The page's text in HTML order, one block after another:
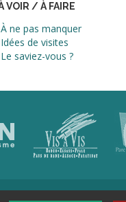
VOIR / À FAIRE
À ne pas manquer
Idées de visites
Le saviez-vous ?